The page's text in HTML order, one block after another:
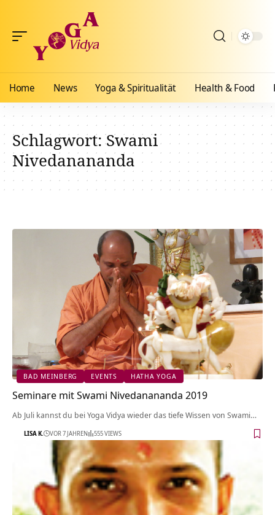
Home News Yoga & Spiritualität Health & Food
Schlagwort:Swami
Nivedanananda
BAD MEINBERG EVENTS HATHA YOGA
Seminare mit Swami Nivedanananda 2019
Ab Juli kannst du bei Yoga Vidya wieder das tiefe Wissen von Swami…
LISA K. VOR 7 JAHREN 555 VIEWS